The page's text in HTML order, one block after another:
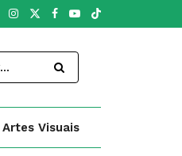
Artes Visuais